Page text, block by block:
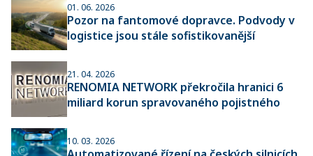
01. 06. 2026
Pozor na fantomové dopravce. Podvody v
logistice jsou stále sofistikovanější
21. 04. 2026
RENOMIA NETWORK překročila hranici 6
miliard korun spravovaného pojistného
10. 03. 2026